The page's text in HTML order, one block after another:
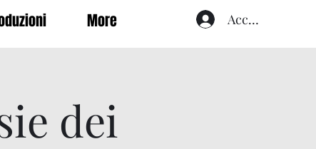
More Accedi
dei